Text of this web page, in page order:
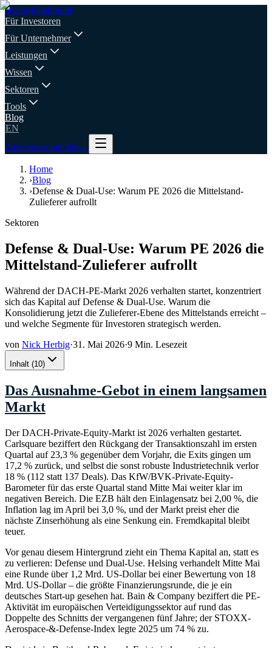
dealorigination.de
Für Investoren
Für Unternehmer
Leistungen
Wissen
Sektoren
Tools
Blog
EN
Zum SourcingClub→
Home
›Blog
›Defense & Dual-Use: Warum PE 2026 die Mittelstand-
Zulieferer aufrollt
Sektoren
Defense & Dual-Use: Warum PE 2026 die
Mittelstand-Zulieferer aufrollt
Während der DACH-PE-Markt 2026 verhalten startet, konzentriert
sich das Kapital auf Defense & Dual-Use. Warum die
Konsolidierung jetzt die Zulieferer-Ebene des Mittelstands erreicht –
und welche Segmente für Investoren strategisch werden.
von Nick Herbig·31. Mai 2026·9 Min. Lesezeit
Inhalt (10)
Das Ausnahme-Gebot in einem langsamen
Markt
Der DACH-Private-Equity-Markt ist 2026 verhalten gestartet.
Carlsquare beziffert den Rückgang der Transaktionszahl im ersten
Quartal auf 23,3 % gegenüber dem Vorjahr, die Exits gingen um
17,2 % zurück, und selbst die sonst robuste Industrietechnik verlor
18 % (112 statt 137 Deals). Das KfW/BVK-Private-Equity-
Barometer für das erste Quartal stand Mitte Mai weiter klar im
negativen Bereich. Die EZB hält den Einlagensatz bei 2,00 %, die
Inflation lag im April bei 3,0 %, und der Markt preist eher die
nächste Zinserhöhung als eine Senkung ein. Fremdkapital bleibt
teuer.
Vor genau diesem Hintergrund zieht ein Thema Kapital an, statt es
zu verlieren: Defense und Dual-Use. Helsing verhandelt Mitte Mai
eine Runde über 1,2 Mrd. US-Dollar bei einer Bewertung von 18
Mrd. US-Dollar – die größte Finanzierungsrunde, die je ein
deutsches Start-up gesehen hat. Bain & Company beziffert die PE-
Aktivität im europäischen Verteidigungssektor auf rund das
Doppelte des Schnitts der vergangenen fünf Jahre; der STOXX-
Aerospace-&-Defense-Index legte 2025 um 74 % zu.